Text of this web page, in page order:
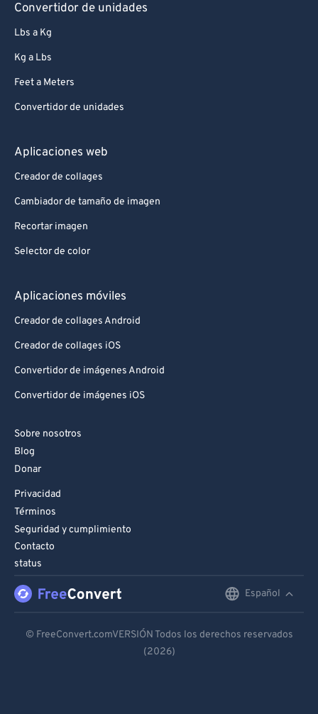
Convertidor de unidades
Lbs a Kg
Kg a Lbs
Feet a Meters
Convertidor de unidades
Aplicaciones web
Creador de collages
Cambiador de tamaño de imagen
Recortar imagen
Selector de color
Aplicaciones móviles
Creador de collages Android
Creador de collages iOS
Convertidor de imágenes Android
Convertidor de imágenes iOS
Sobre nosotros
Blog
Donar
Privacidad
Términos
Seguridad y cumplimiento
Contacto
status
Español
Español
© FreeConvert.comVERSIÓN Todos los derechos reservados
(2026)